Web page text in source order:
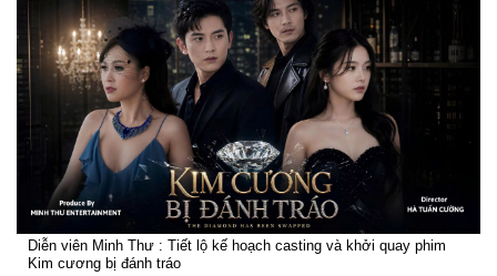
Diễn viên Minh Thư : Tiết lộ kế hoạch casting và khởi quay phim
Kim cương bị đánh tráo